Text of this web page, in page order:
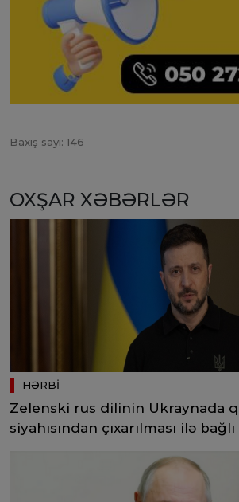
Baxış sayı: 146
OXŞAR XƏBƏRLƏR
HƏRBİ
Zelenski rus dilinin Ukraynada
siyahısından çıxarılması ilə